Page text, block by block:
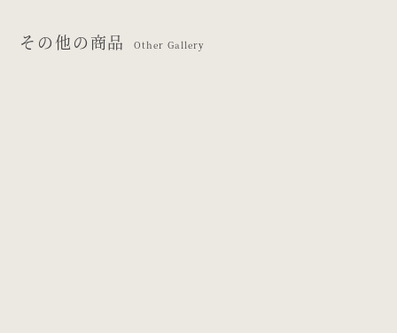
その他の商品 Other Gallery